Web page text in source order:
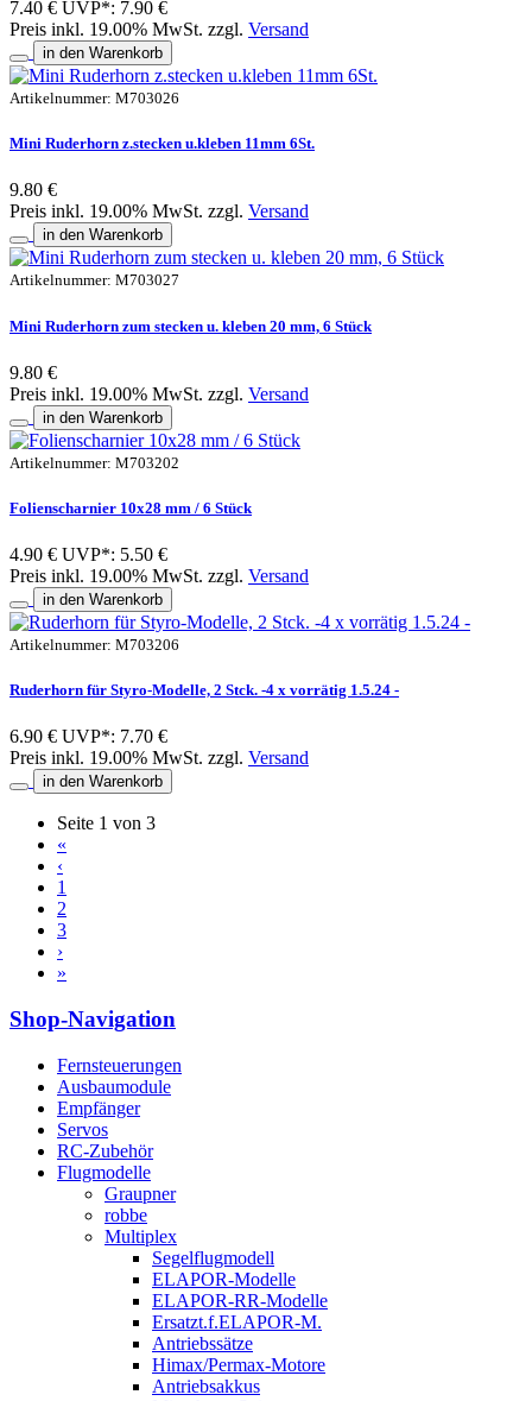
7.40 € UVP*: 7.90 €
Preis inkl. 19.00% MwSt. zzgl. Versand
in den Warenkorb
Artikelnummer: M703026
Mini Ruderhorn z.stecken u.kleben 11mm 6St.
9.80 €
Preis inkl. 19.00% MwSt. zzgl. Versand
in den Warenkorb
Artikelnummer: M703027
Mini Ruderhorn zum stecken u. kleben 20 mm, 6 Stück
9.80 €
Preis inkl. 19.00% MwSt. zzgl. Versand
in den Warenkorb
Artikelnummer: M703202
Folienscharnier 10x28 mm / 6 Stück
4.90 € UVP*: 5.50 €
Preis inkl. 19.00% MwSt. zzgl. Versand
in den Warenkorb
Artikelnummer: M703206
Ruderhorn für Styro-Modelle, 2 Stck. -4 x vorrätig 1.5.24 -
6.90 € UVP*: 7.70 €
Preis inkl. 19.00% MwSt. zzgl. Versand
in den Warenkorb
Seite 1 von 3
«
‹
1
2
3
›
»
Shop-Navigation
Fernsteuerungen
Ausbaumodule
Empfänger
Servos
RC-Zubehör
Flugmodelle
Graupner
robbe
Multiplex
Segelflugmodell
ELAPOR-Modelle
ELAPOR-RR-Modelle
Ersatzt.f.ELAPOR-M.
Antriebssätze
Himax/Permax-Motore
Antriebsakkus